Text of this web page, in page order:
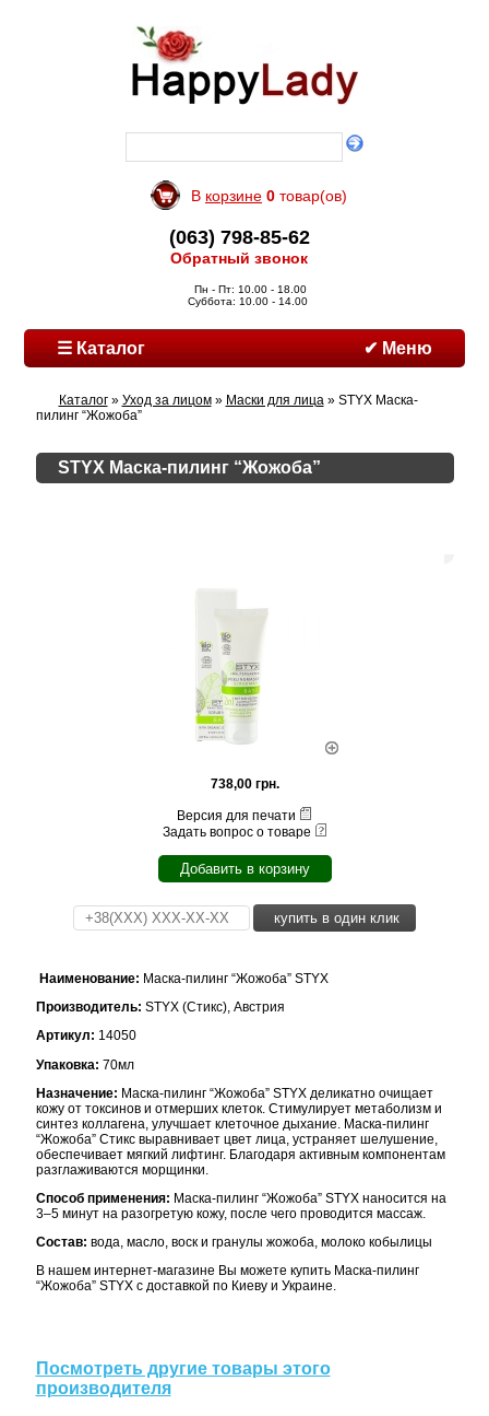
В корзине 0 товар(ов)
(063) 798-85-62
Обратный звонок
Пн - Пт: 10.00 - 18.00
Суббота: 10.00 - 14.00
☰ Каталог ✔ Меню
Каталог» Уход за лицом» Маски для лица» STYX Маска-
пилинг “Жожоба”
STYX Маска-пилинг “Жожоба”
738,00 грн.
Версия для печати
Задать вопрос о товаре
Добавить в корзину
купить в один клик
Наименование: Маска-пилинг “Жожоба” STYX
Производитель: STYX (Стикс), Австрия
Артикул: 14050
Упаковка: 70мл
Назначение: Маска-пилинг “Жожоба” STYX деликатно очищает
кожу от токсинов и отмерших клеток. Стимулирует метаболизм и
синтез коллагена, улучшает клеточное дыхание. Маска-пилинг
“Жожоба” Стикс выравнивает цвет лица, устраняет шелушение,
обеспечивает мягкий лифтинг. Благодаря активным компонентам
разглаживаются морщинки.
Способ применения: Маска-пилинг “Жожоба” STYX наносится на
3–5 минут на разогретую кожу, после чего проводится массаж.
Состав: вода, масло, воск и гранулы жожоба, молоко кобылицы
В нашем интернет-магазине Вы можете купить Маска-пилинг
“Жожоба” STYX с доставкой по Киеву и Украине.
Посмотреть другие товары этого
производителя